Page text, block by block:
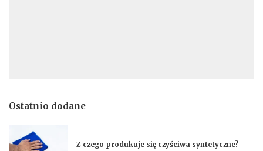
Ostatnio dodane
Z czego produkuje się czyściwa syntetyczne?